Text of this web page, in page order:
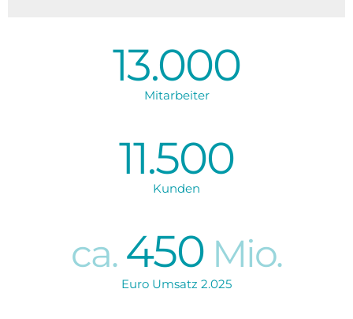
13.000
Mitarbeiter
11.500
Kunden
ca. 450 Mio.
Euro Umsatz 2.025